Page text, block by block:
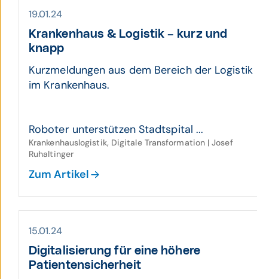
19.01.24
Krankenhaus & Logistik – kurz und
knapp
Kurzmeldungen aus dem Bereich der Logistik
im Krankenhaus.
Roboter unterstützen Stadtspital ...
Krankenhauslogistik, Digitale Transformation | Josef
Ruhaltinger
Zum Artikel
15.01.24
Digitali­sierung für eine höhere
Patienten­sicher­heit